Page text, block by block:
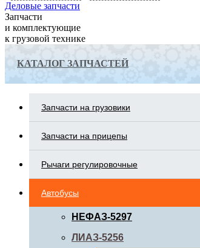
Деловые запчасти
Запчасти
и комплектующие
к грузовой технике
КАТАЛОГ ЗАПЧАСТЕЙ
Запчасти на грузовики
Запчасти на прицепы
Рычаги регулировочные
Автобусы
НЕФАЗ-5297
ЛИАЗ-5256